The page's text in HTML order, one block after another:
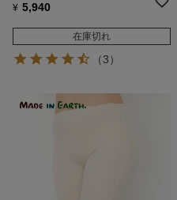
¥ 5,940
在庫切れ
（3）